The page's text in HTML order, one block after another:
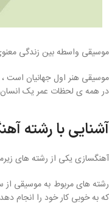
موسیقی واسطه بین زندگی
موسیقی هنر اول جهانیان است
در همه ی لحظات عمر یک
آشنایی با رشته
آهنگسازی یکی از رشته های
رشته های مربوط به موسیقی از
که به خوبی کار خود را انجام